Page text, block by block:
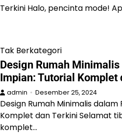
Terkini Halo, pencinta mode!
Tak Berkategori
Design Rumah
Impian: Tutorial Komplet
admin Desember 25, 2024
Design Rumah Minimalis
Komplet dan Terkini Selamat
komplet…